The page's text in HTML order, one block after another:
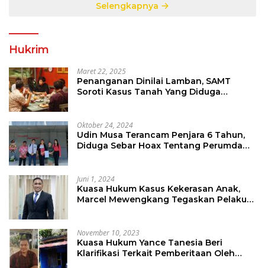
Selengkapnya
Hukrim
Maret 22, 2025
Penanganan Dinilai Lamban, SAMT
Soroti Kasus Tanah Yang Diduga
Oktober 24, 2024
Udin Musa Terancam Penjara 6 Tahun,
Diduga Sebar Hoax Tentang Perumda
Juni 1, 2024
Kuasa Hukum Kasus Kekerasan Anak,
Marcel Mewengkang Tegaskan Pelaku
November 10, 2023
Kuasa Hukum Yance Tanesia Beri
Klarifikasi Terkait Pemberitaan Oleh